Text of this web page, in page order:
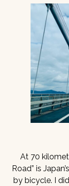
At 70
Road” is
by bicycle. I